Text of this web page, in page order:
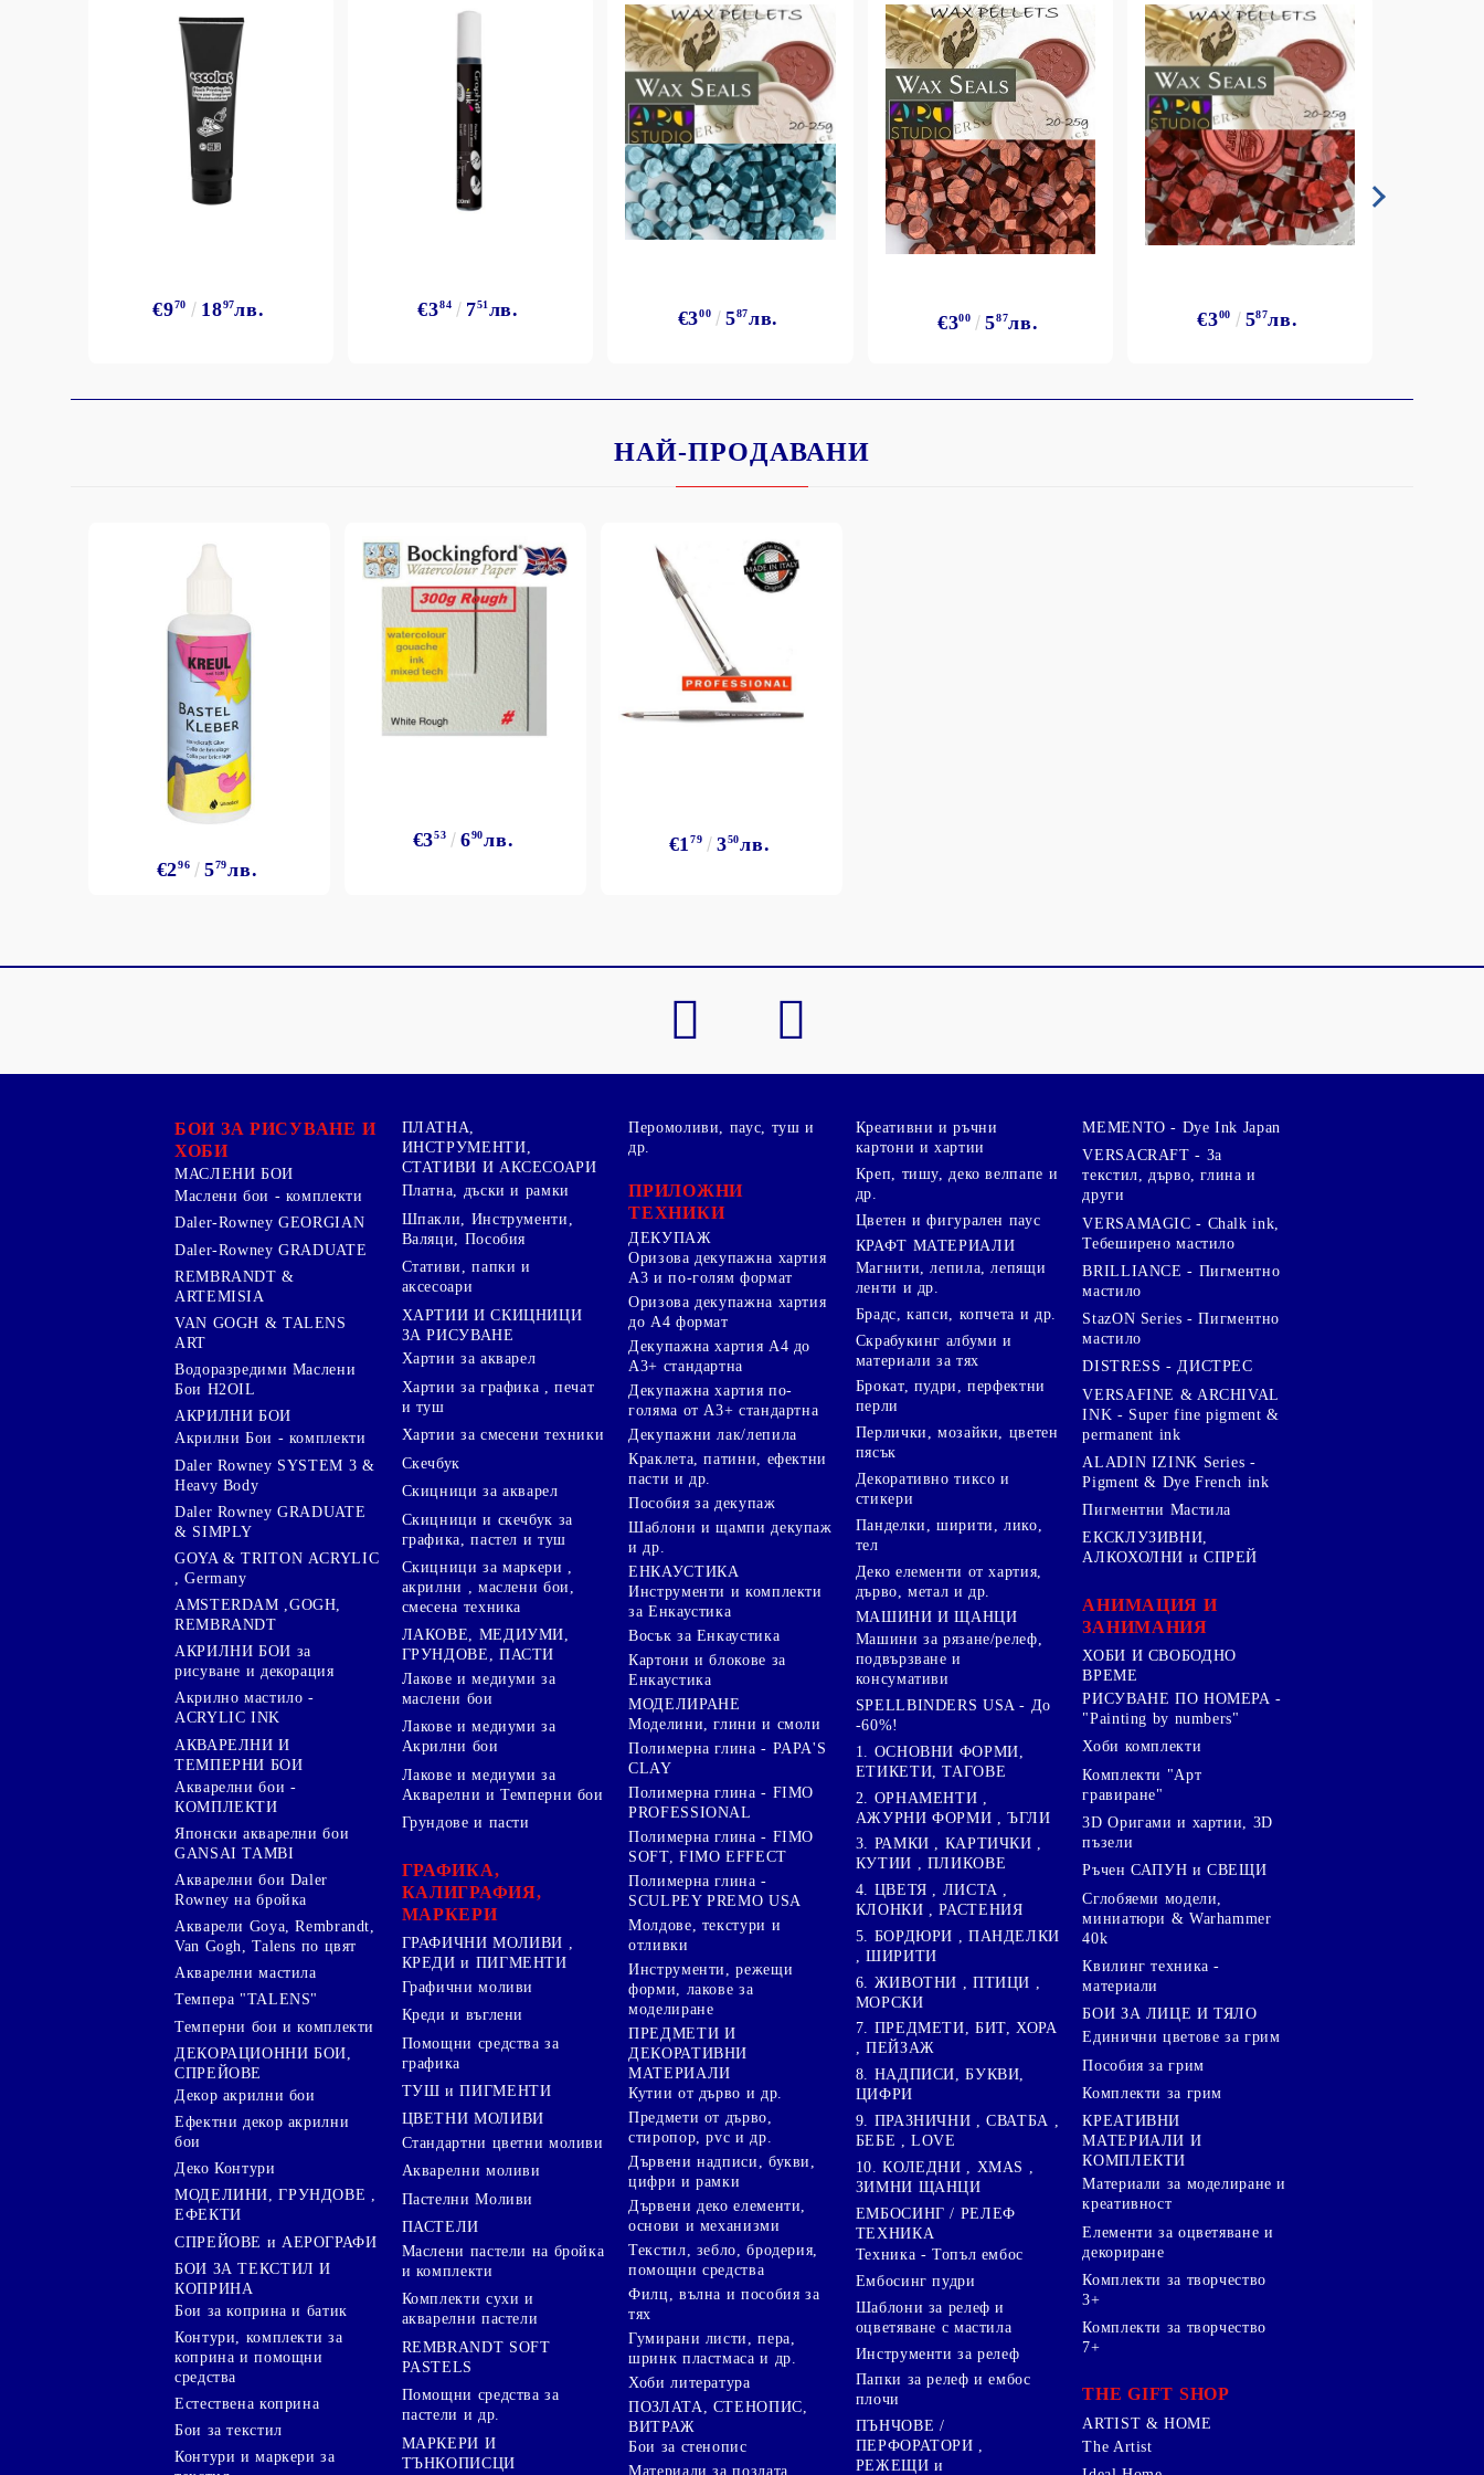
Моят профил
DISTRESS - ДИСТРЕС
VERSAFINE & ARCHIVAL INK -
Super fine pigment & permanent ink
ALADIN IZINK Series - Pigment & Dye
Пигментни Мастила
€970 1897лв. €384 751лв. €300 587лв. €300 587лв. €300 587лв.
НАЙ-ПРОДАВАНИ
€296 579лв.
€353 690лв. €179 350лв.
БОИ ЗА РИСУВАНЕ И
ХОБИ
МАСЛЕНИ БОИ
Маслени бои - комплекти
Daler-Rowney GEORGIAN
Daler-Rowney GRADUATE
REMBRANDT &
ARTEMISIA
VAN GOGH & TALENS
ART
Водоразредими Маслени
Бои H2OIL
АКРИЛНИ БОИ
Акрилни Бои - комплекти
Daler Rowney SYSTEM 3 &
Heavy Body
Daler Rowney GRADUATE
& SIMPLY
GOYA & TRITON АCRYLIC
, Germany
AMSTERDAM ,GOGH,
REMBRANDT
АКРИЛНИ БОИ за
рисуване и декорация
Акрилно мастило -
ACRYLIC INK
АКВАРЕЛНИ И
ТЕМПЕРНИ БОИ
Акварелни бои -
КОМПЛЕКТИ
Японски акварелни бои
GANSAI TAMBI
Акварелни бои Daler
Rowney на бройка
Акварели Goya, Rembrandt,
Van Gogh, Talens по цвят
Акварелни мастила
Темпера "TALENS"
Темперни бои и комплекти
ДЕКОРАЦИОННИ БОИ,
СПРЕЙОВЕ
Декор акрилни бои
Ефектни декор акрилни
бои
Деко Контури
МОДЕЛИНИ, ГРУНДОВЕ ,
ЕФЕКТИ
СПРЕЙОВЕ и АЕРОГРАФИ
БОИ ЗА ТЕКСТИЛ И
КОПРИНА
Бои за коприна и батик
Контури, комплекти за
коприна и помощни
средства
Естествена коприна
Бои за текстил
Контури и маркери за
ПЛАТНА,
ИНСТРУМЕНТИ,
СТАТИВИ И АКСЕСОАРИ
Платна, дъски и рамки
Шпакли, Инструменти,
Валяци, Пособия
Стативи, папки и
аксесоари
ХАРТИИ И СКИЦНИЦИ
ЗА РИСУВАНЕ
Хартии за акварел
Хартии за графика , печат
и туш
Хартии за смесени техники
Скечбук
Скицници за акварел
Скицници и скечбук за
графика, пастел и туш
Скицници за маркери ,
акрилни , маслени бои,
смесена техника
ЛАКОВЕ, МЕДИУМИ,
ГРУНДОВЕ, ПАСТИ
Лакове и медиуми за
маслени бои
Лакове и медиуми за
Акрилни бои
Лакове и медиуми за
Акварелни и Темперни бои
Грундове и пасти
ГРАФИКА,
КАЛИГРАФИЯ,
МАРКЕРИ
ГРАФИЧНИ МОЛИВИ ,
КРЕДИ и ПИГМЕНТИ
Графични моливи
Креди и въглени
Помощни средства за
графика
ТУШ и ПИГМЕНТИ
ЦВЕТНИ МОЛИВИ
Стандартни цветни моливи
Акварелни моливи
Пастелни Моливи
ПАСТЕЛИ
Маслени пастели на бройка
и комплекти
Комплекти сухи и
акварелни пастели
REMBRANDT SOFT
PASTELS
Помощни средства за
пастели и др.
МАРКЕРИ И
ТЪНКОПИСЦИ
Перомоливи, паус, туш и
др.
ПРИЛОЖНИ
ТЕХНИКИ
ДЕКУПАЖ
Оризова декупажна хартия
А3 и по-голям формат
Оризова декупажна хартия
до А4 формат
Декупажна хартия А4 до
А3+ стандартна
Декупажна хартия по-
голяма от А3+ стандартна
Декупажни лак/лепила
Краклета, патини, ефектни
пасти и др.
Пособия за декупаж
Шаблони и щампи декупаж
и др.
ЕНКАУСТИКА
Инструменти и комплекти
за Енкаустика
Восък за Енкаустика
Картони и блокове за
Енкаустика
МОДЕЛИРАНЕ
Моделини, глини и смоли
Полимерна глина - PAPA'S
CLAY
Полимерна глина - FIMO
PROFESSIONAL
Полимерна глина - FIMO
SOFT, FIMO EFFECT
Полимерна глина -
SCULPEY PREMO USA
Молдове, текстури и
отливки
Инструменти, режещи
форми, лакове за
моделиране
ПРЕДМЕТИ И
ДЕКОРАТИВНИ
МАТЕРИАЛИ
Кутии от дърво и др.
Предмети от дърво,
стиропор, pvc и др.
Дървени надписи, букви,
цифри и рамки
Дървени деко елементи,
основи и механизми
Текстил, зебло, бродерия,
помощни средства
Филц, вълна и пособия за
тях
Гумирани листи, пера,
шринк пластмаса и др.
Хоби литература
ПОЗЛАТА, СТЕНОПИС,
ВИТРАЖ
Бои за стенопис
Материали за позлата
Креативни и ръчни
картони и хартии
Креп, тишу, деко велпапе и
др.
Цветен и фигурален паус
КРАФТ МАТЕРИАЛИ
Магнити, лепила, лепящи
ленти и др.
Брадс, капси, копчета и др.
Скрабукинг албуми и
материали за тях
Брокат, пудри, перфектни
перли
Перлички, мозайки, цветен
пясък
Декоративно тиксо и
стикери
Панделки, ширити, лико,
тел
Деко елементи от хартия,
дърво, метал и др.
МАШИНИ И ЩАНЦИ
Машини за рязане/релеф,
подвързване и
консумативи
SPELLBINDERS USA - До
-60%!
1. ОСНОВНИ ФОРМИ,
ЕТИКЕТИ, ТАГОВЕ
2. ОРНАМЕНТИ ,
АЖУРНИ ФОРМИ , ЪГЛИ
3. РАМКИ , КАРТИЧКИ ,
КУТИИ , ПЛИКОВЕ
4. ЦВЕТЯ , ЛИСТА ,
КЛОНКИ , РАСТЕНИЯ
5. БОРДЮРИ , ПАНДЕЛКИ
, ШИРИТИ
6. ЖИВОТНИ , ПТИЦИ ,
МОРСКИ
7. ПРЕДМЕТИ, БИТ, ХОРА
, ПЕЙЗАЖ
8. НАДПИСИ, БУКВИ,
ЦИФРИ
9. ПРАЗНИЧНИ , СВАТБА ,
БЕБЕ , LOVE
10. КОЛЕДНИ , XMAS ,
ЗИМНИ ЩАНЦИ
ЕМБОСИНГ / РЕЛЕФ
ТЕХНИКА
Техника - Топъл ембос
Ембосинг пудри
Шаблони за релеф и
оцветяване с мастила
Инструменти за релеф
Папки за релеф и ембос
плочи
ПЪНЧОВЕ /
ПЕРФОРАТОРИ ,
РЕЖЕЩИ и
MEMENTO - Dye Ink Japan
VERSACRAFT - За
текстил, дърво, глина и
други
VERSAMAGIC - Chalk ink,
Тебеширено мастило
BRILLIANCE - Пигментно
мастило
StazON Series - Пигментно
мастило
DISTRESS - ДИСТРЕС
VERSAFINE & ARCHIVAL
INK - Super fine pigment &
permanent ink
ALADIN IZINK Series -
Pigment & Dye French ink
Пигментни Мастила
ЕКСКЛУЗИВНИ,
АЛКОХОЛНИ и СПРЕЙ
АНИМАЦИЯ И
ЗАНИМАНИЯ
ХОБИ И СВОБОДНО
ВРЕМЕ
РИСУВАНЕ ПО НОМЕРА -
"Painting by numbers"
Хоби комплекти
Комплекти "Арт
гравиране"
3D Оригами и хартии, 3D
пъзели
Ръчен САПУН и СВЕЩИ
Сглобяеми модели,
миниатюри & Warhammer
40k
Квилинг техника -
материали
БОИ ЗА ЛИЦЕ И ТЯЛО
Единични цветове за грим
Пособия за грим
Комплекти за грим
КРЕАТИВНИ
МАТЕРИАЛИ И
КОМПЛЕКТИ
Mатериали за моделиране и
креативност
Елементи за оцветяване и
декориране
Комплекти за творчество
3+
Комплекти за творчество
7+
THE GIFT SHOP
ARTIST & HOME
The Artist